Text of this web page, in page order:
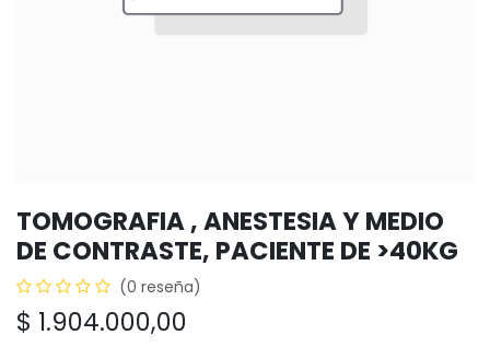
TOMOGRAFIA , ANESTESIA Y MEDIO
DE CONTRASTE, PACIENTE DE >40KG
(0 reseña)
$ 1.904.000,00